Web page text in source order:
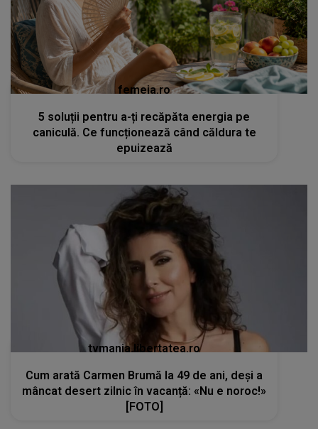
femeia.ro
5 soluții pentru a-ți recăpăta energia pe
caniculă. Ce funcționează când căldura te
epuizează
tvmania.libertatea.ro
Cum arată Carmen Brumă la 49 de ani, deși a
mâncat desert zilnic în vacanță: «Nu e noroc!»
[FOTO]